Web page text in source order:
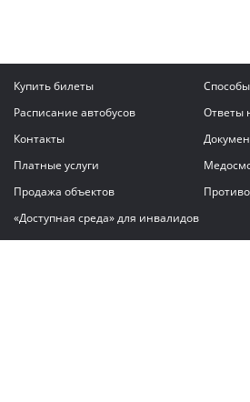
Купить билеты
Расписание автобусов
Ответы
Контакты
Платные услуги
Продажа объектов
«Доступная среда» для инвалидов